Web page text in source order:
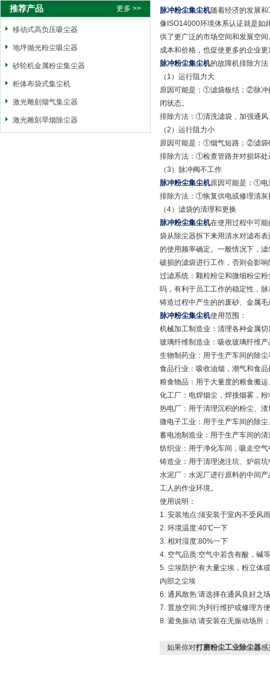
推荐产品 更多 >>
移动式高负压吸尘器
地坪抛光粉尘吸尘器
砂轮机金属粉尘集尘器
柜体布袋式集尘机
激光雕刻烟气集尘器
激光雕刻旱烟除尘器
脉冲粉尘集尘机随着经济的发展
像ISO14000环境体系认证就是如
供了更广泛的市场空间和发展空
成本和价格，也促使更多的企业
脉冲粉尘集尘机的故障机排除方法
（1）运行阻力大
原因可能是：①滤袋板结；②脉冲
闭状态。
排除方法：①清洗滤袋，加强通
（2）运行阻力小
原因可能是：①烟气短路；②滤袋
排除方法：①检查管路并对损坏
（3）脉冲阀不工作
脉冲粉尘集尘机原因可能是：①电
排除方法：①恢复供电或修理清
（4）滤袋的清理和更换
脉冲粉尘集尘机在使用过程中可
袋从除尘器拆下来用清水对滤布
的使用频率确定。一般情况下，
破损的滤袋进行工作，否则会影
过滤系统：颗粒粉尘和微细粉尘
吗，有利于员工工作的稳定性，
铸造过程中产生的的废砂、金属
脉冲粉尘集尘机使用范围：
机械加工制造业：清理各种金属
玻璃纤维制造业：吸收玻璃纤维
生物制药业：用于生产车间的除尘
食品行业：吸收油烟，潮气和食品
粮食物品：用于大量度的粮食搬
化工厂：电焊烟尘，焊接烟雾，
热电厂：用于清理沉积的粉尘、
微电子工业：用于生产车间的除
蓄电池制造业：用于生产车间的
纺织业：用于净化车间，吸走空
铸造业：用于清理浇注坑、炉前
水泥厂：水泥厂进行原料的中间
工人的作业环境。
使用说明：
1. 安装地点:须安装于室内不受风
2. 环境温度:40℃一下
3. 相对湿度:80%一下
4. 空气品质:空气中若含有酸，碱
5. 尘埃防护:有大量尘埃，粉立体
内部之尘埃
6. 通风散热:请选择在通风良好之
7. 置放空间:为列行维护或修理方
8. 避免振动:请安装在无振动场所
如果你对打磨粉尘工业除尘器感